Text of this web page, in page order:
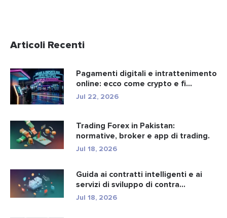
Articoli Recenti
Pagamenti digitali e intrattenimento
online: ecco come crypto e fi...
Jul 22, 2026
Trading Forex in Pakistan:
normative, broker e app di trading.
Jul 18, 2026
Guida ai contratti intelligenti e ai
servizi di sviluppo di contra...
Jul 18, 2026